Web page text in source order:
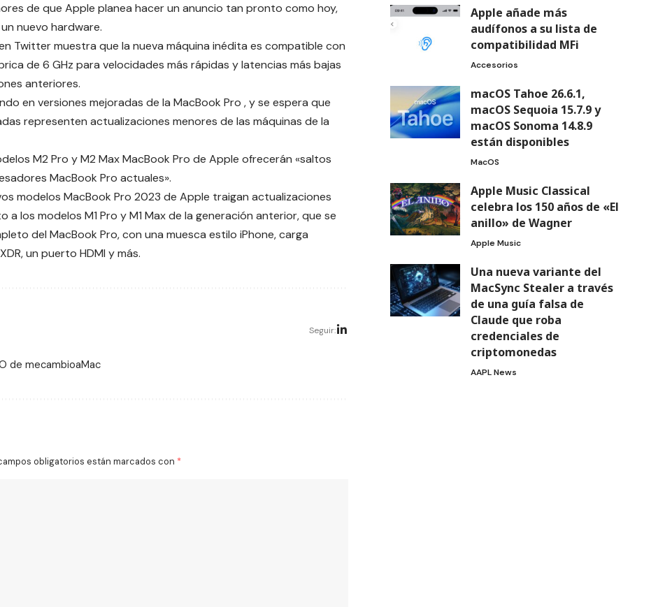
de que Apple planea hacer un anuncio tan pronto como hoy,
nuevo hardware.
Twitter muestra que la nueva máquina inédita es compatible con
de 6 GHz para velocidades más rápidas y latencias más bajas
anteriores.
en versiones mejoradas de la MacBook Pro , y se espera que
representen actualizaciones menores de las máquinas de la
M2 Pro y M2 Max MacBook Pro de Apple ofrecerán «saltos
MacBook Pro actuales».
modelos MacBook Pro 2023 de Apple traigan actualizaciones
los modelos M1 Pro y M1 Max de la generación anterior, que se
del MacBook Pro, con una muesca estilo iPhone, carga
un puerto HDMI y más.
Seguir:
de mecambioaMac
obligatorios están marcados con *
Apple añade más
audífonos a su lista de
compatibilidad MFi
Accesorios
macOS Tahoe 26.6.1,
macOS Sequoia 15.7.9 y
macOS Sonoma 14.8.9
están disponibles
MacOS
Apple Music Classical
celebra los 150 años de «El
anillo» de Wagner
Apple Music
Una nueva variante del
MacSync Stealer a través
de una guía falsa de
Claude que roba
credenciales de
criptomonedas
AAPL News